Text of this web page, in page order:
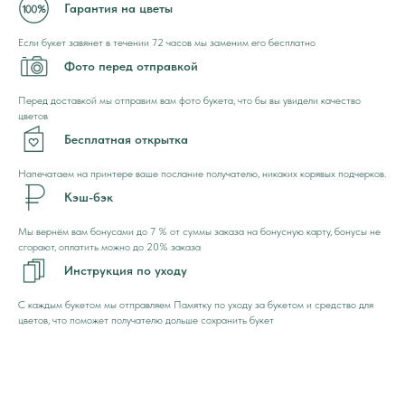
Гарантия на цветы
Если букет завянет в течении 72 часов мы заменим его бесплатно
Фото перед отправкой
Перед доставкой мы отправим вам фото букета, что бы вы увидели качество
цветов
Бесплатная открытка
Напечатаем на принтере ваше послание получателю, никаких корявых подчерков.
Кэш-бэк
Мы вернём вам бонусами до 7 % от суммы заказа на бонусную карту, бонусы не
сгорают, оплатить можно до 20% заказа
Инструкция по уходу
С каждым букетом мы отправляем Памятку по уходу за букетом и средство для
цветов, что поможет получателю дольше сохранить букет